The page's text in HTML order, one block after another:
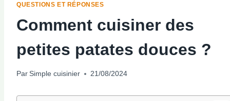
QUESTIONS ET RÉPONSES
Comment cuisiner des
petites patates douces ?
Par Simple cuisinier 21/08/2024